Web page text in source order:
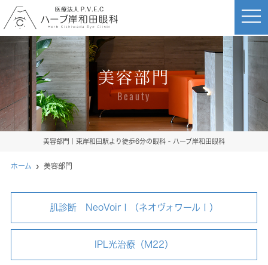
t
o
g
a
i
i
美容部門
Beauty
美容部門｜東岸和田駅より徒歩6分の眼科 - ハーブ岸和田眼科
ホーム 美容部門
肌診断 NeoVoirⅠ（ネオヴォワールⅠ）
IPL光治療（M22）